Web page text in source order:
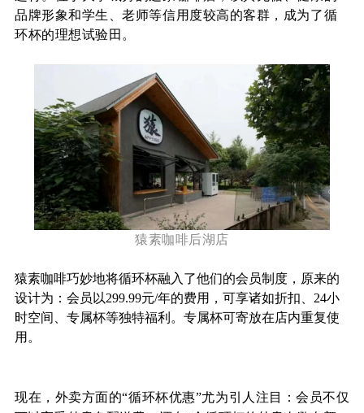
品牌形象和学生、老师等信用度较高的客群，成为了循
环杯的理想试验田。
猿素咖啡后湖店
猿素咖啡巧妙地将循环杯融入了他们的会员制度，原来的
设计为：会员以299.99元/年的费用，可享诸如折扣、24小
时空间、专属杯等独特福利。专属杯可寄放在店内重复使
用。
现在，外卖方面的“循环杯优惠”尤为引人注目：会员不仅